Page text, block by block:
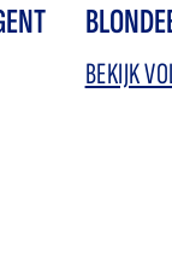
BEKIJK